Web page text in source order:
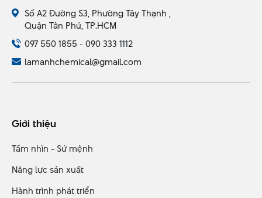
Số A2 Đường S3, Phường Tây Thạnh ,
Quận Tân Phú, TP.HCM
097 550 1855 - 090 333 1112
lamanhchemical@gmail.com
Giới thiệu
Tầm nhìn - Sứ mệnh
Năng lực sản xuất
Hành trình phát triển